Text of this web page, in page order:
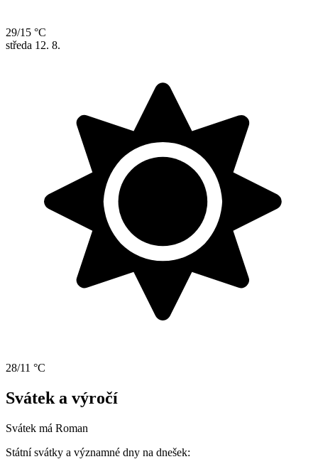
29/15 °C
středa 12. 8.
28/11 °C
Svátek a výročí
Svátek má Roman
Státní svátky a významné dny na dnešek: